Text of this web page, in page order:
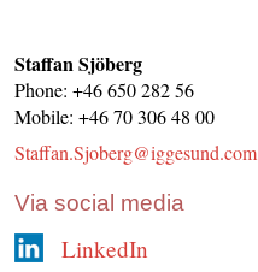
Staffan Sjöberg
Phone: +46 650 282 56
Mobile: +46 70 306 48 00
Staffan.Sjoberg@iggesund.com
Via social media
LinkedIn